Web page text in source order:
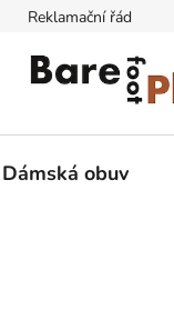
Reklamační řád
Dámská obuv